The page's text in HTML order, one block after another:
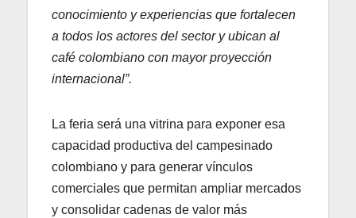
conocimiento y experiencias que fortalecen
a todos los actores del sector y ubican al
café colombiano con mayor proyección
internacional”.
La feria será una vitrina para exponer esa
capacidad productiva del campesinado
colombiano y para generar vínculos
comerciales que permitan ampliar mercados
y consolidar cadenas de valor más